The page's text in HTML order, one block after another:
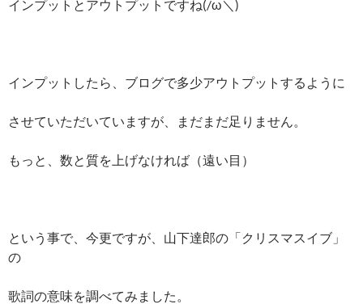
インプットとアウトプットですね(/ω＼)
インプットしたら、ブログで多少アウトプットするように
させていただいていますが、まだまだ足りません。
もっと、数と質を上げなければ（遠い目）
という事で、今更ですが、山下達郎の「クリスマスイブ」
の
歌詞の意味を調べてみました。